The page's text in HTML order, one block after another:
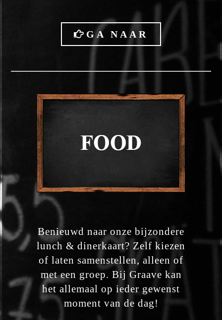
GA NAAR
Benieuwd naar onze bijzondere
lunch & dinerkaart? Zelf kiezen
of laten samenstellen, alleen of
met een groep. Bij Graave kan
het allemaal op ieder gewenst
moment van de dag!